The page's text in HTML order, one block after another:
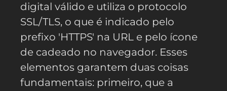
digital válido e utiliza o protocolo
SSL/TLS, o que é indicado pelo
prefixo 'HTTPS' na URL e pelo ícone
de cadeado no navegador. Esses
elementos garantem duas coisas
fundamentais: primeiro, que a